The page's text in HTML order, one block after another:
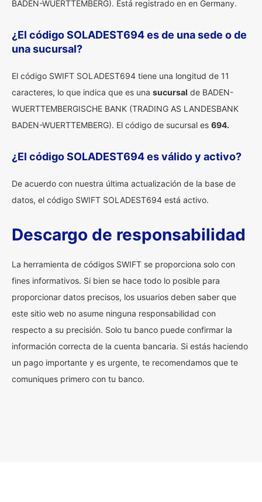
BADEN-WUERTTEMBERG). Está registrado en en Germany.
¿El código SOLADEST694 es de una sede o de
una sucursal?
El código SWIFT SOLADEST694 tiene una longitud de 11
caracteres, lo que indica que es una sucursal de BADEN-
WUERTTEMBERGISCHE BANK (TRADING AS LANDESBANK
BADEN-WUERTTEMBERG). El código de sucursal es 694.
¿El código SOLADEST694 es válido y activo?
De acuerdo con nuestra última actualización de la base de
datos, el código SWIFT SOLADEST694 está activo.
Descargo de responsabilidad
La herramienta de códigos SWIFT se proporciona solo con
fines informativos. Si bien se hace todo lo posible para
proporcionar datos precisos, los usuarios deben saber que
este sitio web no asume ninguna responsabilidad con
respecto a su precisión. Solo tu banco puede confirmar la
información correcta de la cuenta bancaria. Si estás haciendo
un pago importante y es urgente, te recomendamos que te
comuniques primero con tu banco.